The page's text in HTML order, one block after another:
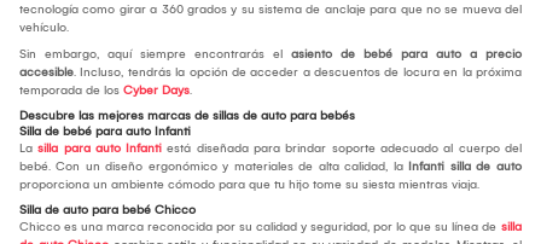
tecnología como girar a 360 grados y su sistema de anclaje para que no se mueva del
vehículo.
Sin embargo, aquí siempre encontrarás el asiento de bebé para auto a precio
accesible. Incluso, tendrás la opción de acceder a descuentos de locura en la próxima
temporada de los Cyber Days.
Descubre las mejores marcas de sillas de auto para bebés
Silla de bebé para auto Infanti
La silla para auto Infanti está diseñada para brindar soporte adecuado al cuerpo del
bebé. Con un diseño ergonómico y materiales de alta calidad, la Infanti silla de auto
proporciona un ambiente cómodo para que tu hijo tome su siesta mientras viaja.
Silla de auto para bebé Chicco
Chicco es una marca reconocida por su calidad y seguridad, por lo que su línea de silla